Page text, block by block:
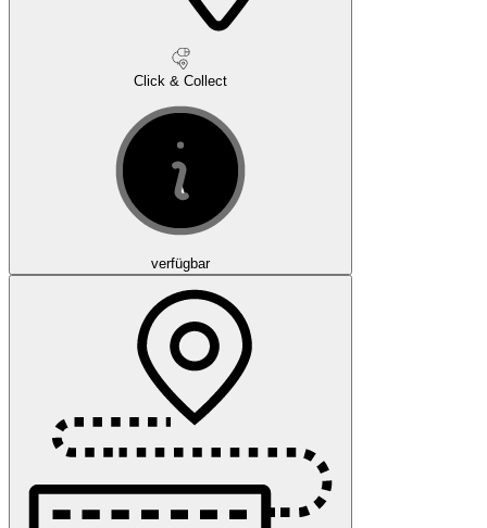
Click & Collect
verfügbar